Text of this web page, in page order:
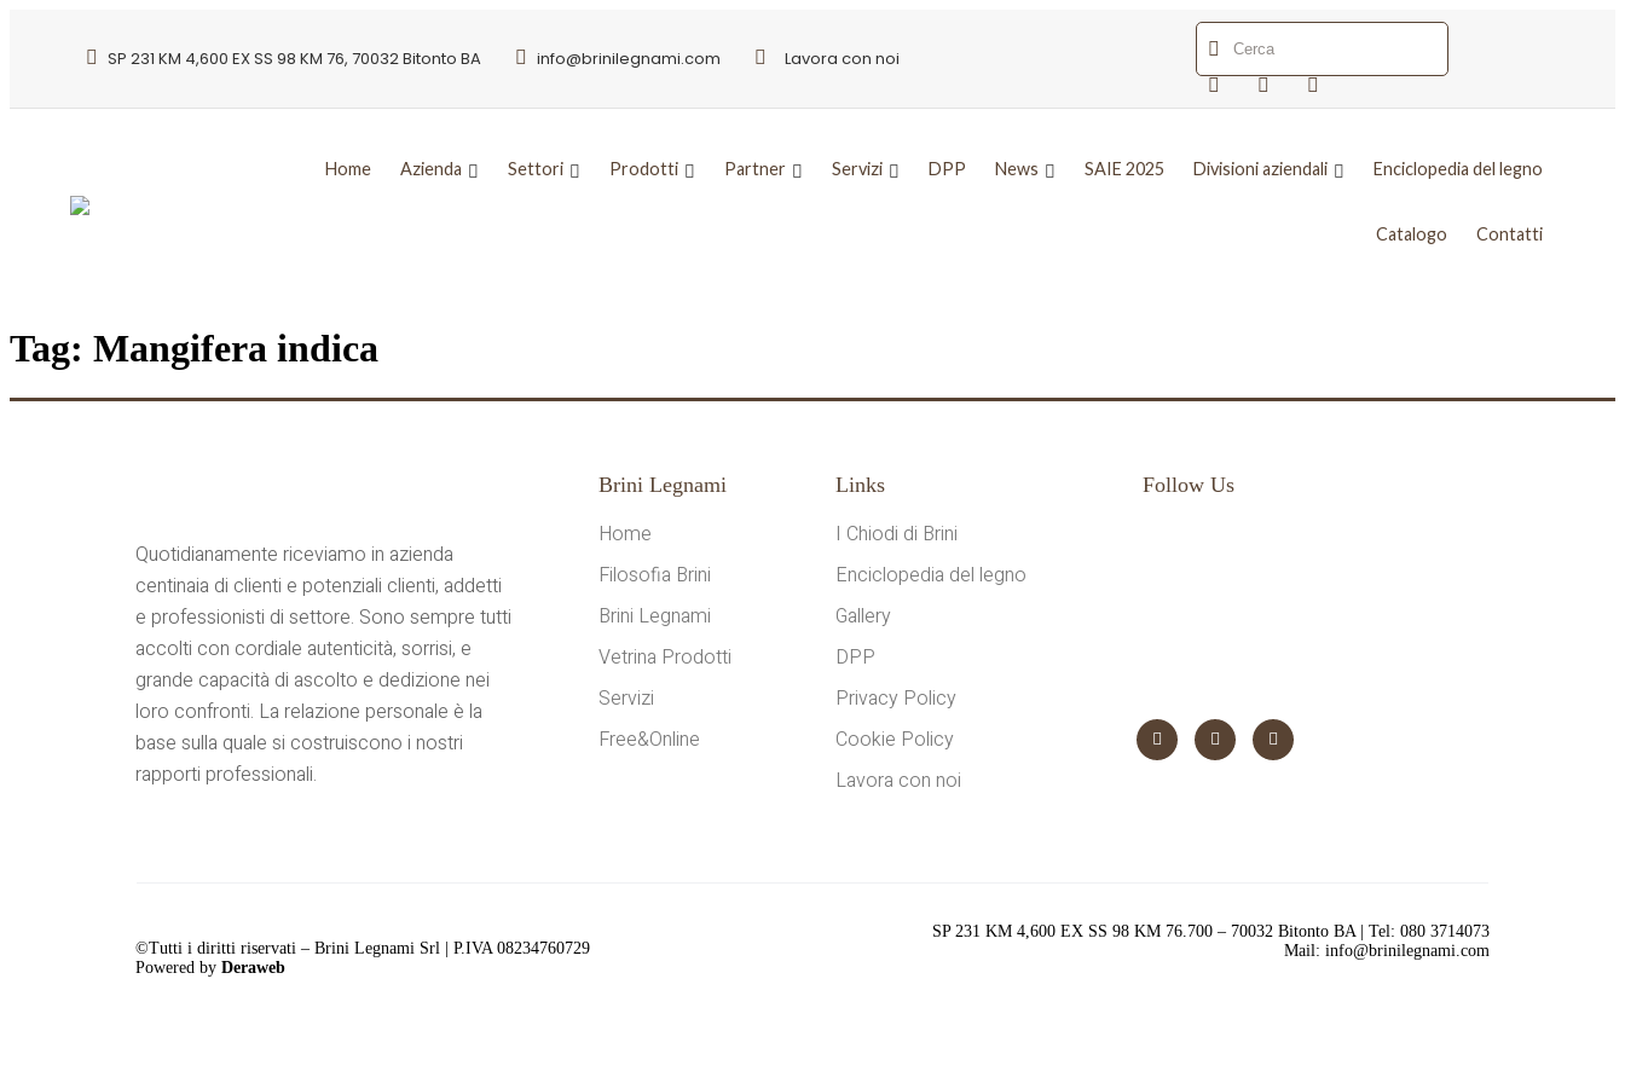
SP 231 KM 4,600 EX SS 98 KM 76, 70032 Bitonto BA info@brinilegnami.com Lavora con noi
Home Azienda Settori Prodotti Partner Servizi DPP News SAIE 2025 Divisioni aziendali Enciclopedia del legno
Catalogo Contatti
Tag: Mangifera indica
Quotidianamente riceviamo in azienda
centinaia di clienti e potenziali clienti, addetti
e professionisti di settore. Sono sempre tutti
accolti con cordiale autenticità, sorrisi, e
grande capacità di ascolto e dedizione nei
loro confronti. La relazione personale è la
base sulla quale si costruiscono i nostri
rapporti professionali.
Brini Legnami
Home
Filosofia Brini
Brini Legnami
Vetrina Prodotti
Servizi
Free&Online
Links
I Chiodi di Brini
Enciclopedia del legno
Gallery
DPP
Privacy Policy
Cookie Policy
Lavora con noi
Follow Us
©Tutti i diritti riservati – Brini Legnami Srl | P.IVA 08234760729
Powered by Deraweb
SP 231 KM 4,600 EX SS 98 KM 76.700 – 70032 Bitonto BA | Tel: 080 3714073
Mail: info@brinilegnami.com